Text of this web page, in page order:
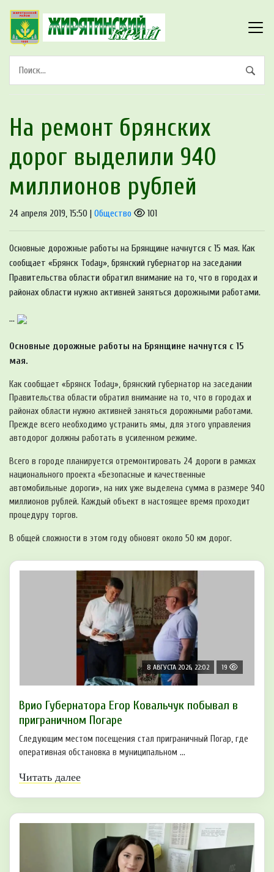
На ремонт брянских
дорог выделили 940
миллионов рублей
24 апреля 2019, 15:50 | Общество 101
Основные дорожные работы на Брянщине начнутся с 15 мая. Как
сообщает «Брянск Today», брянский губернатор на заседании
Правительства области обратил внимание на то, что в городах и
районах области нужно активней заняться дорожными работами.
...
Основные дорожные работы на Брянщине начнутся с 15
мая.
Как сообщает «Брянск Today», брянский губернатор на заседании
Правительства области обратил внимание на то, что в городах и
районах области нужно активней заняться дорожными работами.
Прежде всего необходимо устранить ямы, для этого управления
автодорог должны работать в усиленном режиме.
Всего в городе планируется отремонтировать 24 дороги в рамках
национального проекта «Безопасные и качественные
автомобильные дороги», на них уже выделена сумма в размере 940
миллионов рублей. Каждый объект в настоящее время проходит
процедуру торгов.
В общей сложности в этом году обновят около 50 км дорог.
8 АВГУСТА 2026, 22:02 19
Врио Губернатора Егор Ковальчук побывал в
приграничном Погаре
Следующим местом посещения стал приграничный Погар, где
оперативная обстановка в муниципальном ...
Читать далее